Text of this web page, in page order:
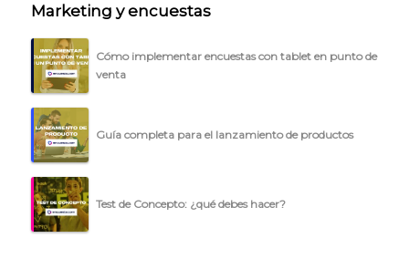
Marketing y encuestas
Cómo implementar encuestas con tablet en punto de
venta
Guía completa para el lanzamiento de productos
Test de Concepto: ¿qué debes hacer?